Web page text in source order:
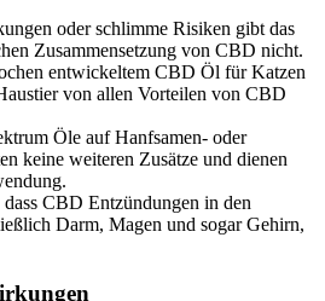
oder schlimme Risiken gibt das
Zusammensetzung von CBD nicht.
entwickeltem CBD Öl für Katzen
von allen Vorteilen von CBD
Öle auf Hanfsamen- oder
keine weiteren Zusätze und dienen
dass CBD Entzündungen in den
Darm, Magen und sogar Gehirn,